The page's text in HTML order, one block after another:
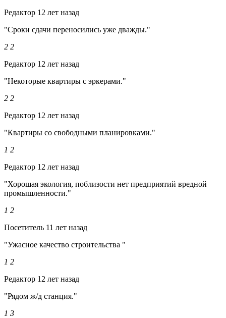
Редактор 12 лет назад
"Сроки сдачи переносились уже дважды."
2 2
Редактор 12 лет назад
"Некоторые квартиры с эркерами."
2 2
Редактор 12 лет назад
"Квартиры со свободными планировками."
1 2
Редактор 12 лет назад
"Хорошая экология, поблизости нет предприятий вредной
промышленности."
1 2
Посетитель 11 лет назад
"Ужасное качество строительства "
1 2
Редактор 12 лет назад
"Рядом ж/д станция."
1 3